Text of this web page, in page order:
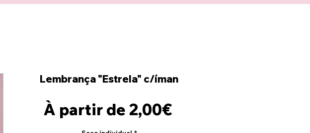
Lembrança "Estrela" c/íman
À partir de 2,00€